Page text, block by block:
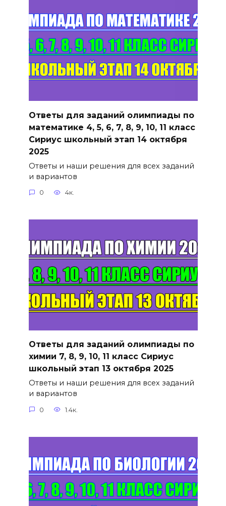
Ответы для заданий олимпиады по
математике 4, 5, 6, 7, 8, 9, 10, 11 класс
Сириус школьный этап 14 октября
2025
Ответы и наши решения для всех заданий
и вариантов
0 4к.
Ответы для заданий олимпиады по
химии 7, 8, 9, 10, 11 класс Сириус
школьный этап 13 октября 2025
Ответы и наши решения для всех заданий
и вариантов
0 1.4к.